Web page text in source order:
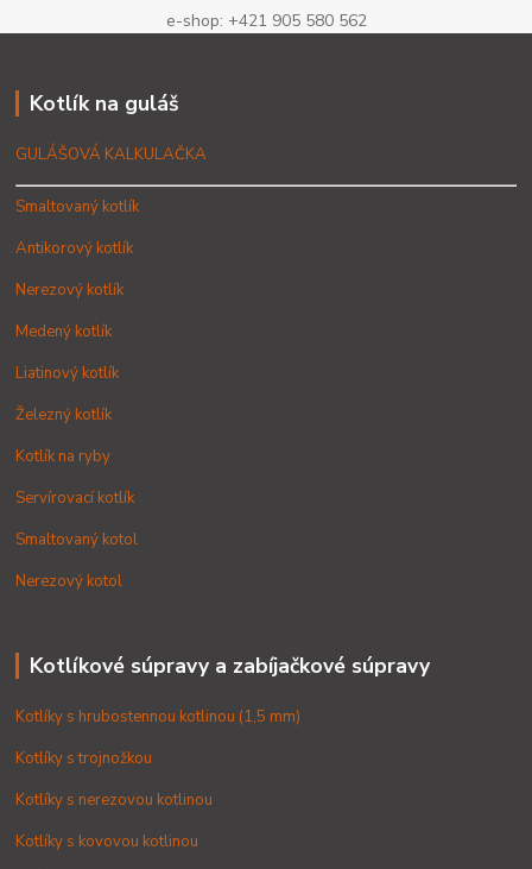
e-shop: +421 905 580 562
Kotlík na guláš
GULÁŠOVÁ KALKULAČKA
Smaltovaný kotlík
Antikorový kotlík
Nerezový kotlík
Medený kotlík
Liatinový kotlík
Železný kotlík
Kotlík na ryby
Servírovací kotlík
Smaltovaný kotol
Nerezový kotol
Kotlíkové súpravy a zabíjačkové súpravy
Kotlíky s hrubostennou kotlinou (1,5 mm)
Kotlíky s trojnožkou
Kotlíky s nerezovou kotlinou
Kotlíky s kovovou kotlinou